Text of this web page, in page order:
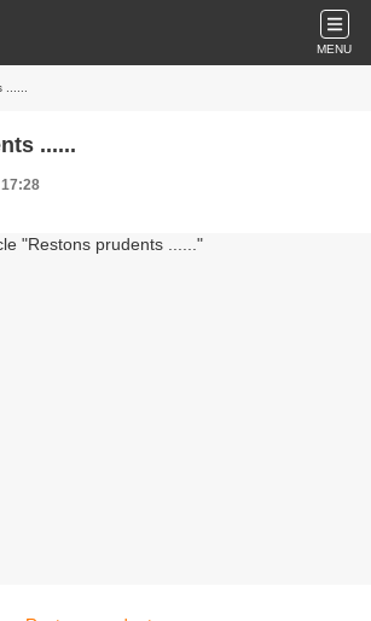
MENU
Restons prudents ......